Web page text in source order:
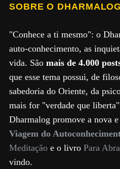
SOBRE O DHARMALOG
"Conhece a ti mesmo": o
auto-conhecimento, as
vida. São mais de 4.000
que esse tema possui, de
sabedoria do Oriente, da
mais for "verdade que
Dharmalog promove a nova
Viagem do
Meditaçãoe o livro Para
vindo.